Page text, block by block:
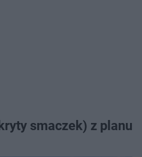
smaczek) z planu